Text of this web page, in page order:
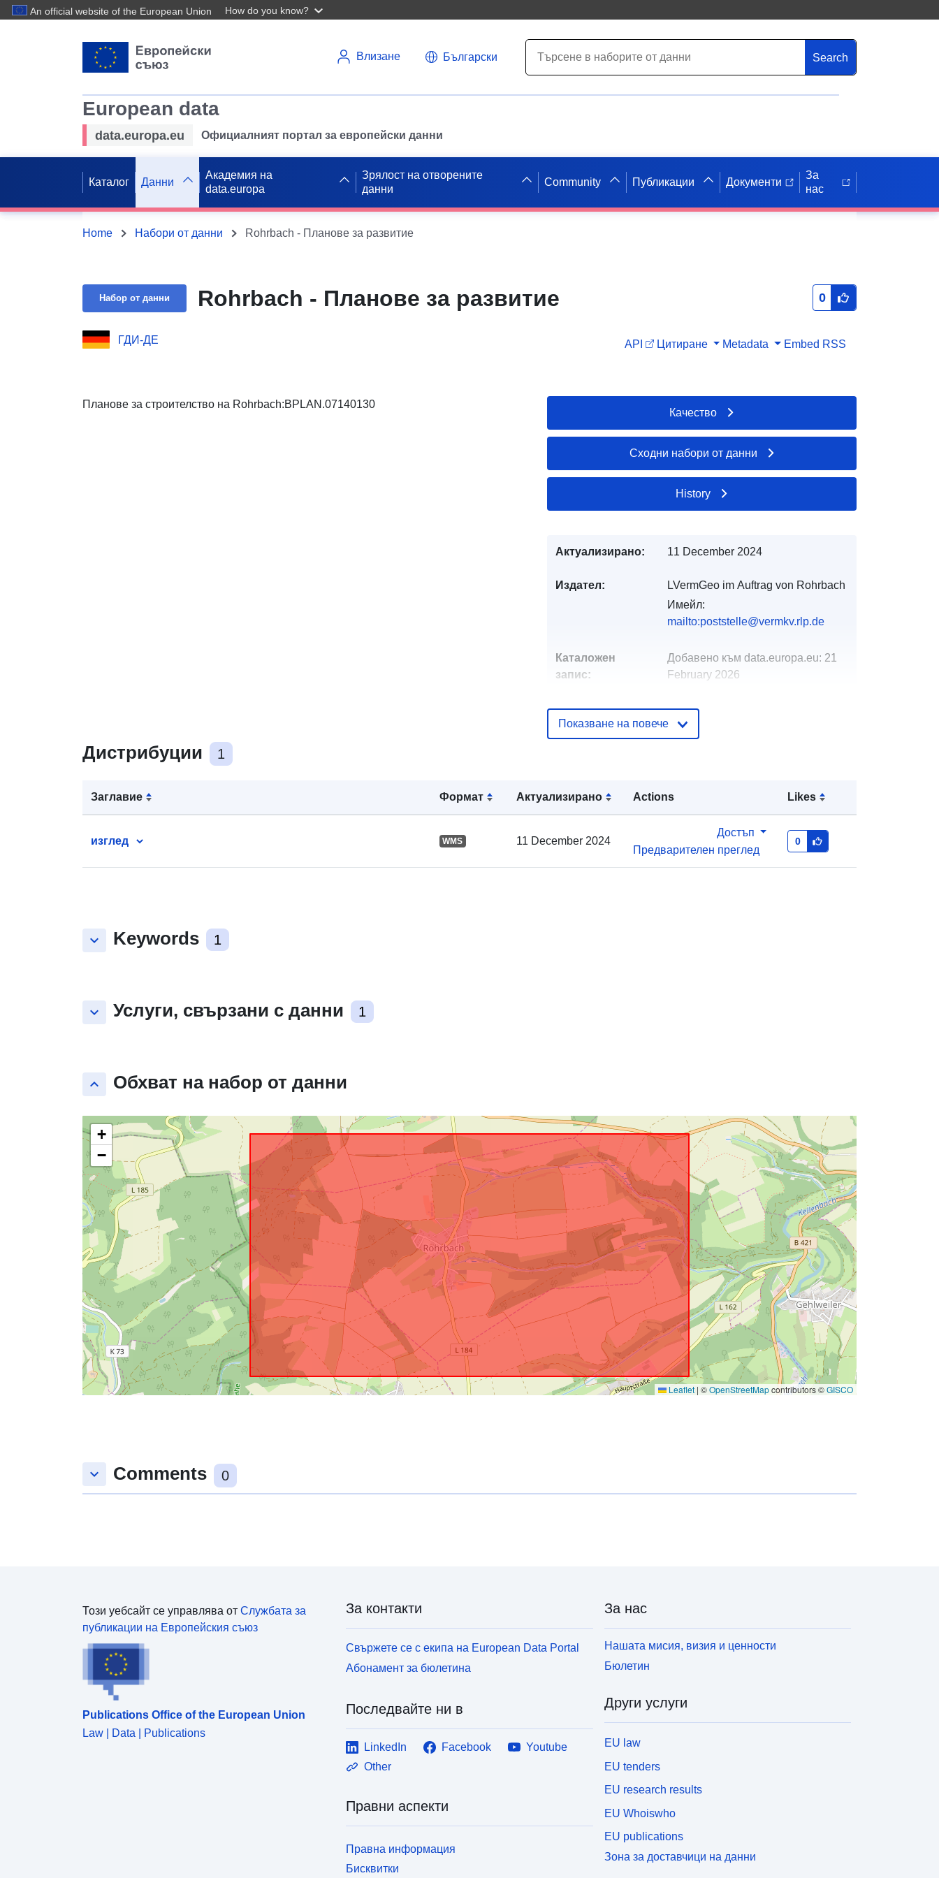
An official website of the European Union How do you know?
Влизане Български Search
European data
data.europa.eu Официалният портал за европейски данни
Каталог Данни
Академия на
data.europa
Зрялост на отворените
данни
Community Публикации Документи
За
нас
Home Набори от данни Rohrbach - Планове за развитие
Набор от данни Rohrbach - Планове за развитие 0
ГДИ-ДЕ API Цитиране Metadata Embed RSS
Планове за строителство на Rohrbach:BPLAN.07140130
Дистрибуции 1
Заглавие Формат Актуализирано Actions Likes
изглед WMS 11 December 2024
Достъп
Предварителен преглед
0
keyboard_arrow_down Keywords 1
keyboard_arrow_down Услуги, свързани с данни 1
keyboard_arrow_up Обхват на набор от данни
+
−
Leaflet | ©OpenStreetMapcontributors ©GISCO
Качество
Сходни набори от данни
History
Актуализирано: 11 December 2024
Издател:
LVermGeo im Auftrag von Rohrbach
Имейл:
mailto:poststelle@vermkv.rlp.de
Каталожен
запис:
Добавено към data.europa.eu: 21
February 2026
18 April 2026
Тип: Polygon
Пространствен
ресурс:
Показване на повече
keyboard_arrow_down Comments 0
Този уебсайт се управлява от Службата за
публикации на Европейския съюз
Publications Office of the European Union
Law | Data | Publications
За контакти
Свържете се с екипа на European Data Portal
Абонамент за бюлетина
Последвайте ни в
LinkedIn Facebook
Youtube
Other
Правни аспекти
Правна информация
Бисквитки
За нас
Нашата мисия, визия и ценности
Бюлетин
Други услуги
EU law
EU tenders
EU research results
EU Whoiswho
EU publications
Зона за доставчици на данни